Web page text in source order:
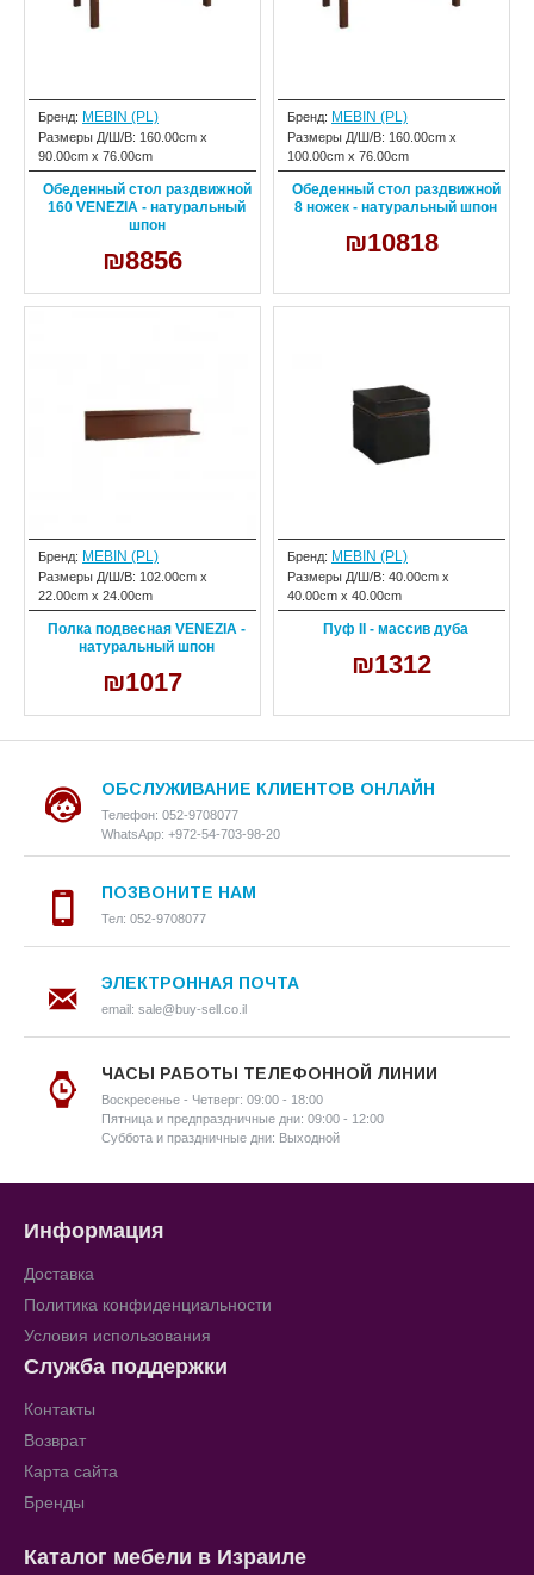
Бренд: MEBIN (PL)
Размеры Д/Ш/В: 160.00cm x
90.00cm x 76.00cm
Обеденный стол раздвижной
160 VENEZIA - натуральный
шпон
₪8856
Бренд: MEBIN (PL)
Размеры Д/Ш/В: 160.00cm x
100.00cm x 76.00cm
Обеденный стол раздвижной
8 ножек - натуральный шпон
₪10818
Бренд: MEBIN (PL)
Размеры Д/Ш/В: 102.00cm x
22.00cm x 24.00cm
Полка подвесная VENEZIA -
натуральный шпон
₪1017
Бренд: MEBIN (PL)
Размеры Д/Ш/В: 40.00cm x
40.00cm x 40.00cm
Пуф II - массив дуба
₪1312
ОБСЛУЖИВАНИЕ КЛИЕНТОВ ОНЛАЙН
Телефон: 052-9708077
WhatsApp: +972-54-703-98-20
ПОЗВОНИТЕ НАМ
Тел: 052-9708077
ЭЛЕКТРОННАЯ ПОЧТА
email: sale@buy-sell.co.il
ЧАСЫ РАБОТЫ ТЕЛЕФОННОЙ ЛИНИИ
Воскресенье - Четверг: 09:00 - 18:00
Пятница и предпраздничные дни: 09:00 - 12:00
Суббота и праздничные дни: Выходной
Информация
Доставка
Политика конфиденциальности
Условия использования
Служба поддержки
Контакты
Возврат
Карта сайта
Бренды
Каталог мебели в Израиле